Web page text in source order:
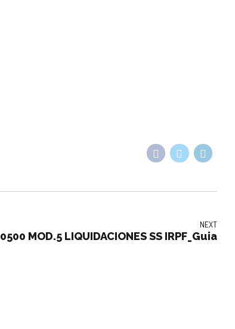
NEXT
0500 MOD.5 LIQUIDACIONES SS IRPF_Guia